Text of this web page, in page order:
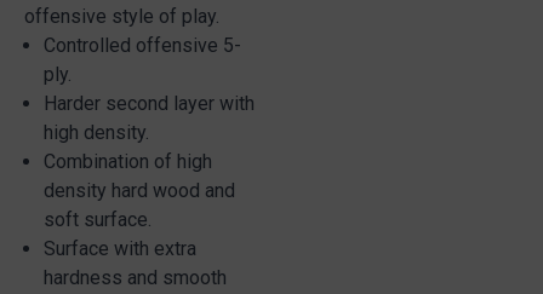
offensive style of play.
Controlled offensive 5-
ply.
Harder second layer with
high density.
Combination of high
density hard wood and
soft surface.
Surface with extra
hardness and smooth